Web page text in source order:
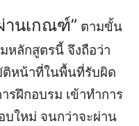
านเกณฑ์” ตามขั้น
หลักสูตรนี้ จึงถือว่า
หน้าที่ในพื้นที่รับผิด
รฝึกอบรม เข้าทำการ
บใหม่ จนกว่าจะผ่าน